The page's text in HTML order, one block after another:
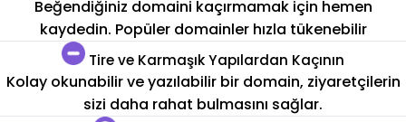
Beğendiğiniz domaini kaçırmamak için hemen
kaydedin. Popüler domainler hızla tükenebilir
Tire ve Karmaşık Yapılardan Kaçının
Kolay okunabilir ve yazılabilir bir domain, ziyaretçilerin
sizi daha rahat bulmasını sağlar.